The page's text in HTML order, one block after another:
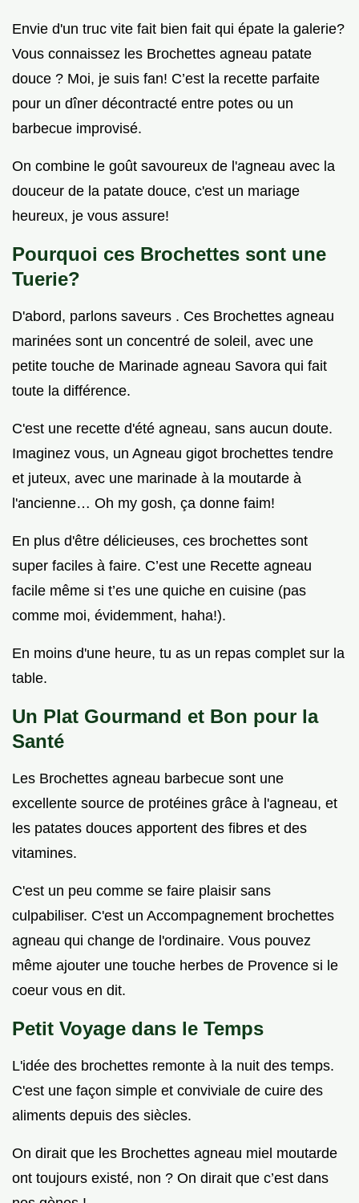
Envie d'un truc vite fait bien fait qui épate la galerie?
Vous connaissez les Brochettes agneau patate
douce ? Moi, je suis fan! C’est la recette parfaite
pour un dîner décontracté entre potes ou un
barbecue improvisé.
On combine le goût savoureux de l'agneau avec la
douceur de la patate douce, c'est un mariage
heureux, je vous assure!
Pourquoi ces Brochettes sont une
Tuerie?
D'abord, parlons saveurs . Ces Brochettes agneau
marinées sont un concentré de soleil, avec une
petite touche de Marinade agneau Savora qui fait
toute la différence.
C'est une recette d'été agneau, sans aucun doute.
Imaginez vous, un Agneau gigot brochettes tendre
et juteux, avec une marinade à la moutarde à
l'ancienne… Oh my gosh, ça donne faim!
En plus d'être délicieuses, ces brochettes sont
super faciles à faire. C’est une Recette agneau
facile même si t’es une quiche en cuisine (pas
comme moi, évidemment, haha!).
En moins d'une heure, tu as un repas complet sur la
table.
Un Plat Gourmand et Bon pour la
Santé
Les Brochettes agneau barbecue sont une
excellente source de protéines grâce à l'agneau, et
les patates douces apportent des fibres et des
vitamines.
C'est un peu comme se faire plaisir sans
culpabiliser. C'est un Accompagnement brochettes
agneau qui change de l'ordinaire. Vous pouvez
même ajouter une touche herbes de Provence si le
coeur vous en dit.
Petit Voyage dans le Temps
L'idée des brochettes remonte à la nuit des temps.
C'est une façon simple et conviviale de cuire des
aliments depuis des siècles.
On dirait que les Brochettes agneau miel moutarde
ont toujours existé, non ? On dirait que c’est dans